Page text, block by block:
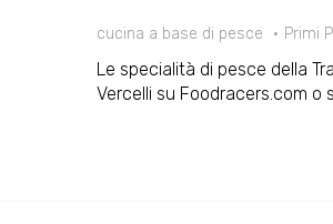
cucina a base di pesce Primi
Le specialità di pesce della
Vercelli su Foodracers.com o